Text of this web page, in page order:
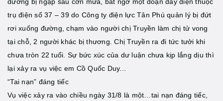
trụ điện số 37 – 39 do Công ty điện lực Tân Phú quản lý bị đứt
rơi xuống đường, chạm vào người chị Truyền làm chị tử vong
tại chỗ, 2 người khác bị thương. Chị Truyền ra đi tức tưởi khi
chưa tròn 22 tuổi. Sự bức xúc của dư luận chưa kịp lắng dịu thì
lại xảy ra vụ việc em Cồ Quốc Duy...
“Tai nạn” đáng tiếc
Vụ việc xảy ra vào chiều ngày 31/8 là một…tai nạn đáng tiếc,